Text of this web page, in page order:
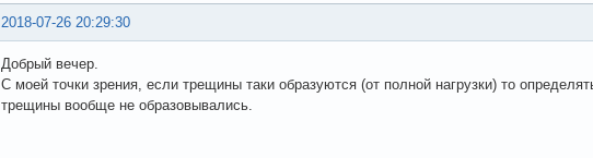
2018-07-26 20:29:30
Добрый вечер.
С моей точки зрения, если трещины таки образуются (от полной нагрузки) то
трещины вообще не образовывались.